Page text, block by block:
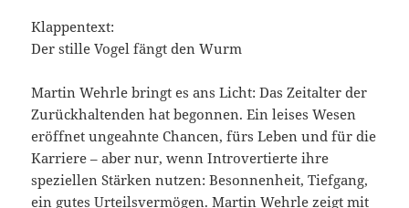
Klappentext:
Der stille Vogel fängt den Wurm
Martin Wehrle bringt es ans Licht: Das Zeitalter der
Zurückhaltenden hat begonnen. Ein leises Wesen
eröffnet ungeahnte Chancen, fürs Leben und für die
Karriere – aber nur, wenn Introvertierte ihre
speziellen Stärken nutzen: Besonnenheit, Tiefgang,
ein gutes Urteilsvermögen. Martin Wehrle zeigt mit